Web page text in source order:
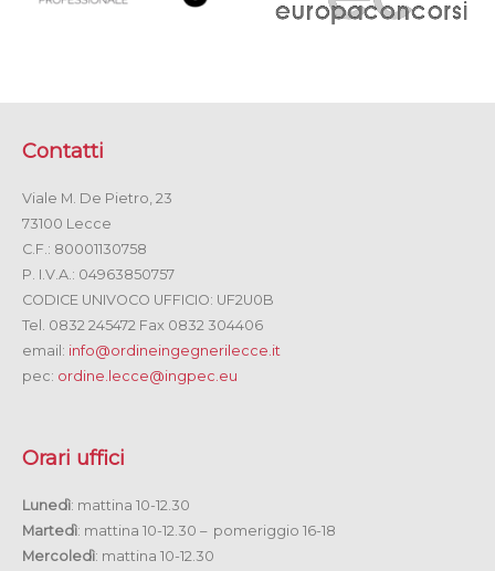
Contatti
Viale M. De Pietro, 23
73100 Lecce
C.F.: 80001130758
P. I.V.A.: 04963850757
CODICE UNIVOCO UFFICIO: UF2U0B
Tel. 0832 245472 Fax 0832 304406
email: info@ordineingegnerilecce.it
pec: ordine.lecce@ingpec.eu
Orari uffici
Lunedì: mattina 10-12.30
Martedì: mattina 10-12.30 – pomeriggio 16-18
Mercoledì: mattina 10-12.30